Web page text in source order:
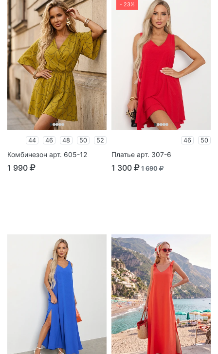
44 46 48 50 52
Комбинезон арт. 605-12
1 990
- 23%
46 50
Платье арт. 307-6
1 300 1 690